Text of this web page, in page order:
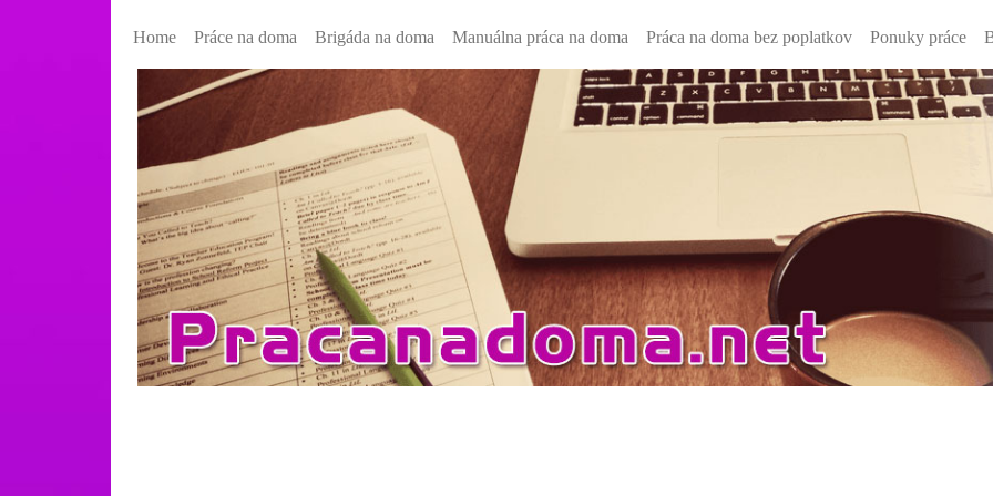
Home Práce na doma Brigáda na doma Manuálna práca na doma Práca na doma bez poplatkov Ponuky práce